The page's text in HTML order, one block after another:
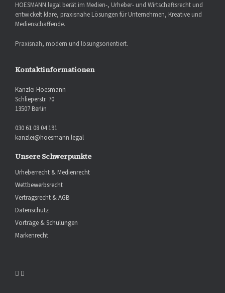
HOESMANN.legal berät im Medien-, Urheber- und Wirtschaftsrecht und
entwickelt klare, praxisnahe Lösungen für Unternehmen, Kreative und
Medienschaffende.
Praxisnah, modern und lösungsorientiert.
Kontaktinformationen
Kanzlei Hoesmann
Schlieperstr. 70
13507 Berlin
030 61 08 04 191
kanzlei@hoesmann.legal
Unsere Schwerpunkte
Urheberrecht & Medienrecht
Wettbewerbsrecht
Vertragsrecht & AGB
Datenschutz
Vorträge & Schulungen
Markenrecht